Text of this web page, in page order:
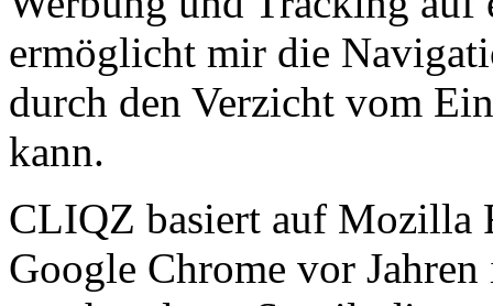
ermöglicht mir die
durch den Verzicht vom
kann.
CLIQZ basiert auf Mozilla
Google Chrome vor